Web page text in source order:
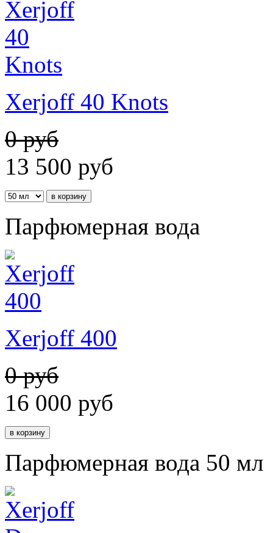
Xerjoff 40 Knots
0 руб
13 500 руб
Парфюмерная вода
Xerjoff 400
0 руб
16 000 руб
Парфюмерная вода 50 мл